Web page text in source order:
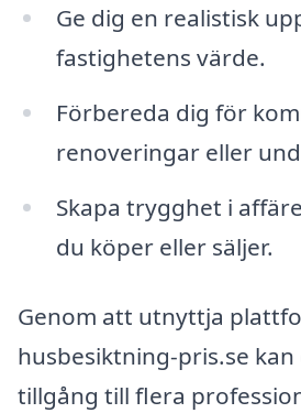
Ge dig en realistisk
fastighetens värde.
Förbereda dig för
renoveringar eller
Skapa trygghet i
du köper eller säljer.
Genom att utnyttja
husbesiktning-pris.se
tillgång till flera